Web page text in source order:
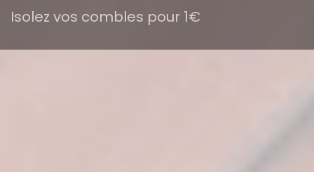
Isolez vos combles pour 1€